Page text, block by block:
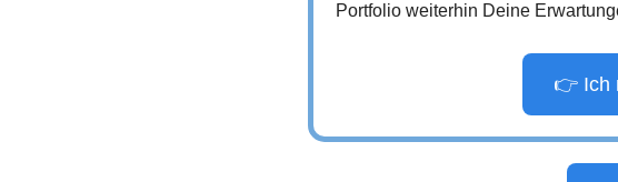
Portfolio weiterhin Deine
👉 Ich